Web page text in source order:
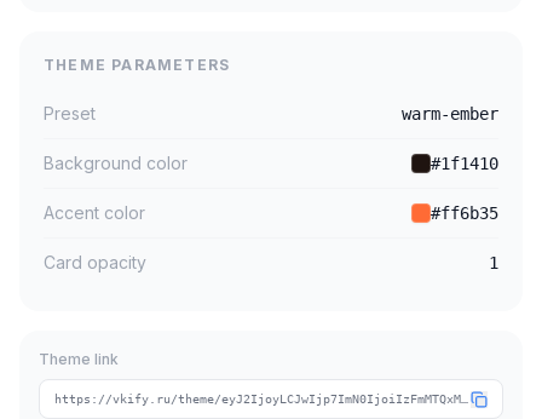
THEME PARAMETERS
Preset warm-ember
Background color #1f1410
Accent color #ff6b35
Card opacity 1
Theme link